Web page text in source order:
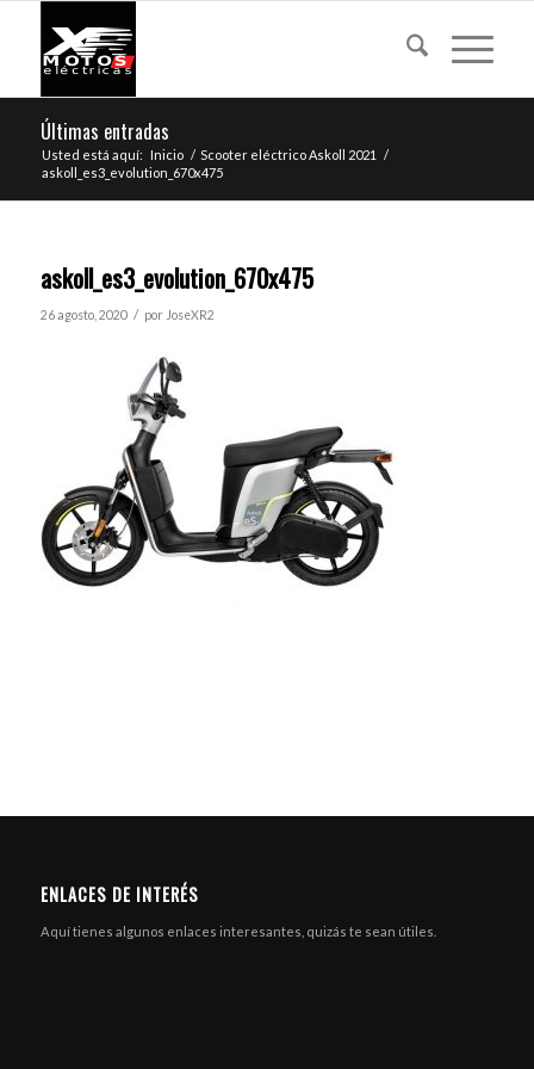
Últimas entradas
Usted está aquí: Inicio / Scooter eléctrico Askoll 2021
/
askoll_es3_evolution_670x475
askoll_es3_evolution_670x475
26 agosto, 2020 / por JoseXR2
ENLACES DE INTERÉS
Aquí tienes algunos enlaces interesantes, quizás te sean útiles.